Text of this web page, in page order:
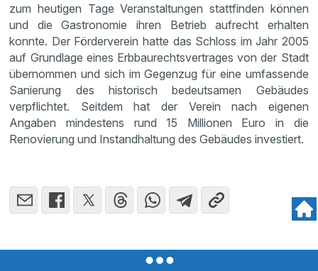
zum heutigen Tage Veranstaltungen stattfinden können
und die Gastronomie ihren Betrieb aufrecht erhalten
konnte. Der Förderverein hatte das Schloss im Jahr 2005
auf Grundlage eines Erbbaurechtsvertrages von der Stadt
übernommen und sich im Gegenzug für eine umfassende
Sanierung des historisch bedeutsamen Gebäudes
verpflichtet. Seitdem hat der Verein nach eigenen
Angaben mindestens rund 15 Millionen Euro in die
Renovierung und Instandhaltung des Gebäudes investiert.